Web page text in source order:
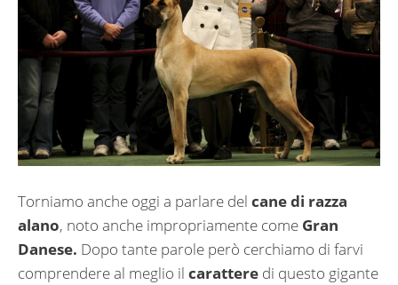
Torniamo anche oggi a parlare del cane di razza
alano, noto anche impropriamente come Gran
Danese. Dopo tante parole però cerchiamo di farvi
comprendere al meglio il carattere di questo gigante